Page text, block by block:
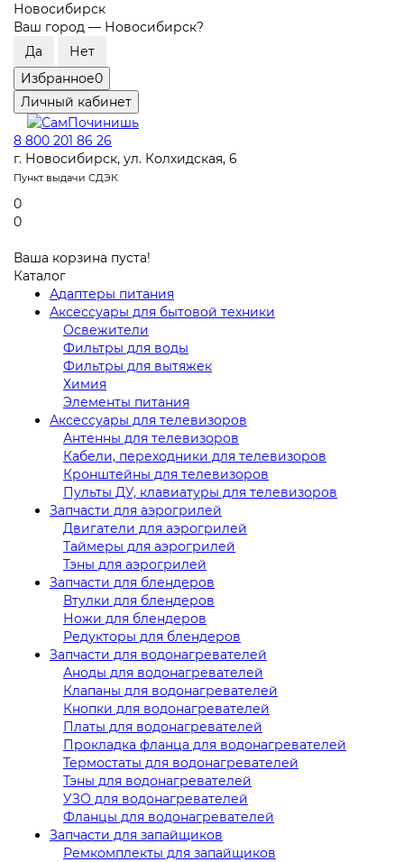
Новосибирск
Ваш город — Новосибирск?
Избранное0
Личный кабинет
8 800 201 86 26
г. Новосибирск, ул. Колхидская, 6
Пункт выдачи СДЭК
0
0
Ваша корзина пуста!
Каталог
Адаптеры питания
Аксессуары для бытовой техники
Освежители
Фильтры для воды
Фильтры для вытяжек
Химия
Элементы питания
Аксессуары для телевизоров
Антенны для телевизоров
Кабели, переходники для телевизоров
Кронштейны для телевизоров
Пульты ДУ, клавиатуры для телевизоров
Запчасти для аэрогрилей
Двигатели для аэрогрилей
Таймеры для аэрогрилей
Тэны для аэрогрилей
Запчасти для блендеров
Втулки для блендеров
Ножи для блендеров
Редукторы для блендеров
Запчасти для водонагревателей
Аноды для водонагревателей
Клапаны для водонагревателей
Кнопки для водонагревателей
Платы для водонагревателей
Прокладка фланца для водонагревателей
Термостаты для водонагревателей
Тэны для водонагревателей
УЗО для водонагревателей
Фланцы для водонагревателей
Запчасти для запайщиков
Ремкомплекты для запайщиков